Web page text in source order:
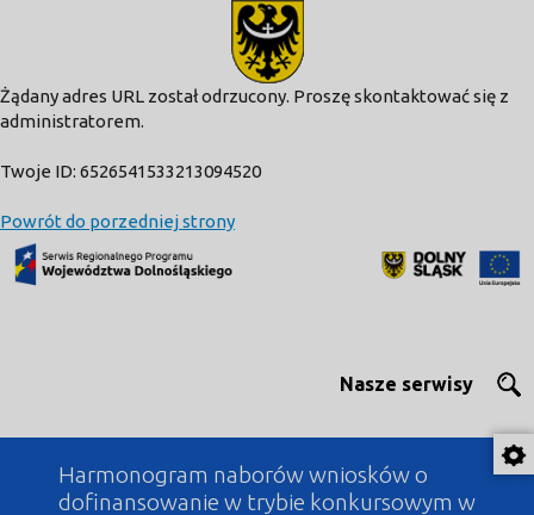
Żądany adres URL został odrzucony. Proszę skontaktować się z
administratorem.
Twoje ID: 6526541533213094520
Powrót do porzedniej strony
Nasze serwisy
Harmonogram naborów wniosków o
dofinansowanie w trybie konkursowym w
modal-check